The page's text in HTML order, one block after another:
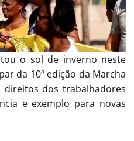
o sol de inverno neste
da 10ª edição da Marcha
direitos dos trabalhadores
e exemplo para novas